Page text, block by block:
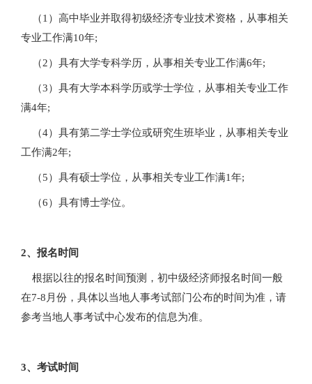
（1）高中毕业并取得初级经济专业技术资格，从事相关
专业工作满10年;
（2）具有大学专科学历，从事相关专业工作满6年;
（3）具有大学本科学历或学士学位，从事相关专业工作
满4年;
（4）具有第二学士学位或研究生班毕业，从事相关专业
工作满2年;
（5）具有硕士学位，从事相关专业工作满1年;
（6）具有博士学位。
2、报名时间
根据以往的报名时间预测，初中级经济师报名时间一般
在7-8月份，具体以当地人事考试部门公布的时间为准，请
参考当地人事考试中心发布的信息为准。
3、考试时间